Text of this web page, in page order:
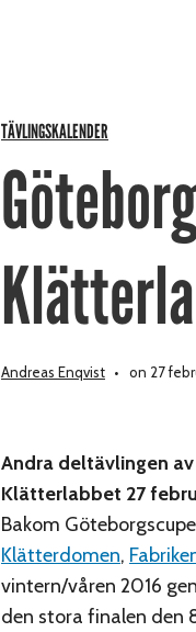
TÄVLINGSKALENDER
Andreas Enqvist on 27
Andra deltävlingen
Klätterlabbet 27
Bakom
Klätterdomen,
vintern/våren 2016
den stora finalen den